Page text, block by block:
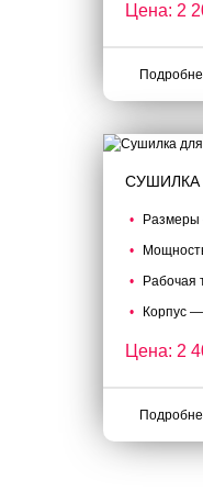
Цена: 2
Корпус
Цена: 2